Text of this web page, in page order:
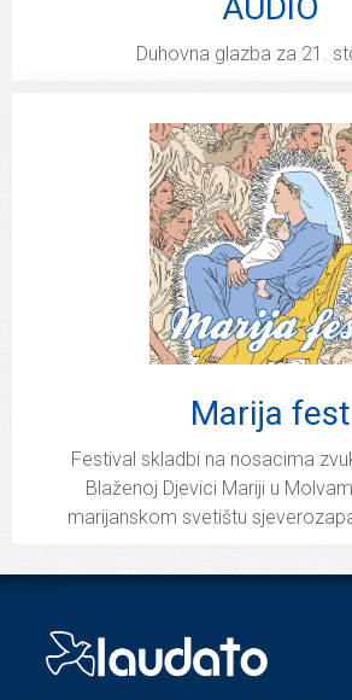
Duhovna glazba za 21.
Marija fest
Festival skladbi na nosacima
Blaženoj Djevici Mariji u
marijanskom svetištu